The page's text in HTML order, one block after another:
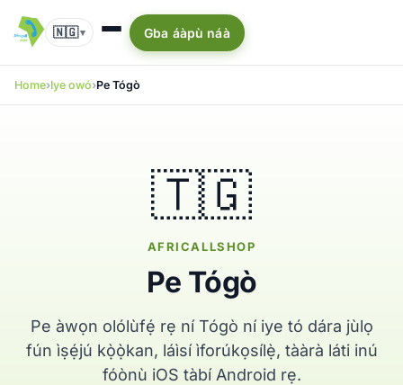
🇳🇬▾ Gba áàpù náà
Home Iye owó Pe Tógò
🇹🇬
AFRICALLSHOP
Pe Tógò
Pe àwọn olólùfẹ́ rẹ ní Tógò ní iye tó dára jùlọ
fún ìṣẹ́jú kọ̀ọ̀kan, láìsí ìforúkọsílẹ̀, tààrà láti inú
fóònù iOS tàbí Android rẹ.